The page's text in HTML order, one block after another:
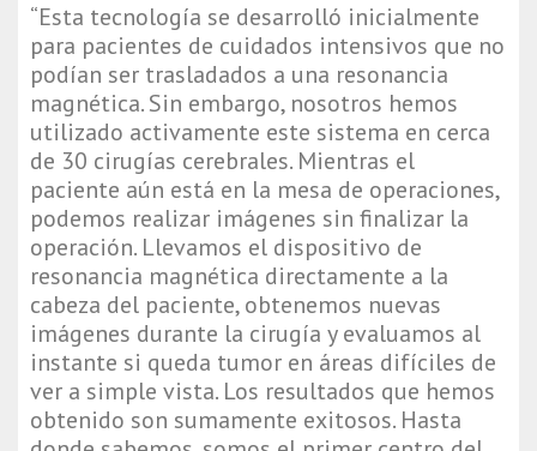
“Esta tecnología se desarrolló inicialmente
para pacientes de cuidados intensivos que no
podían ser trasladados a una resonancia
magnética. Sin embargo, nosotros hemos
utilizado activamente este sistema en cerca
de 30 cirugías cerebrales. Mientras el
paciente aún está en la mesa de operaciones,
podemos realizar imágenes sin finalizar la
operación. Llevamos el dispositivo de
resonancia magnética directamente a la
cabeza del paciente, obtenemos nuevas
imágenes durante la cirugía y evaluamos al
instante si queda tumor en áreas difíciles de
ver a simple vista. Los resultados que hemos
obtenido son sumamente exitosos. Hasta